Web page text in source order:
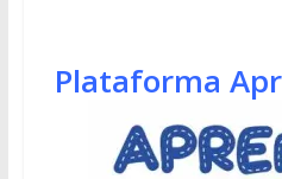
Plataforma